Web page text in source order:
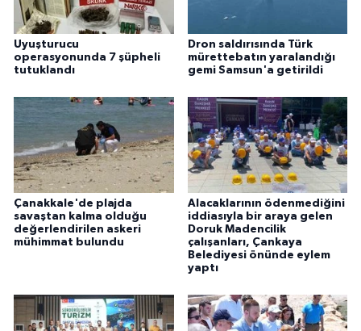
Uyuşturucu
operasyonunda 7 şüpheli
tutuklandı
Dron saldırısında Türk
mürettebatın yaralandığı
gemi Samsun'a getirildi
Çanakkale'de plajda
savaştan kalma olduğu
değerlendirilen askeri
mühimmat bulundu
Alacaklarının ödenmediğini
iddiasıyla bir araya gelen
Doruk Madencilik
çalışanları, Çankaya
Belediyesi önünde eylem
yaptı